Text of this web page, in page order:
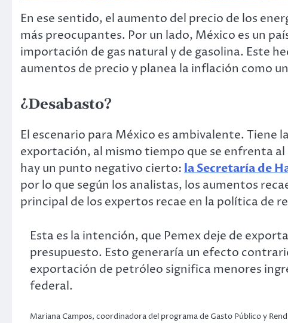
En ese sentido, el aumento del precio de los
más preocupantes. Por un lado, México es un
importación de gas natural y de gasolina. Este
aumentos de precio y planea la inflación como
¿Desabasto?
El escenario para México es ambivalente.
exportación, al mismo tiempo que se enfrenta
hay un punto negativo cierto:la Secretaría de
por lo que según los analistas, los aumentos
principal de los expertos recae en la política de
Esta es la intención, que Pemex deje de
presupuesto. Esto generaría un efecto
exportación de petróleo significa menores
federal.
Mariana Campos, coordinadora del programa de Gasto Público y